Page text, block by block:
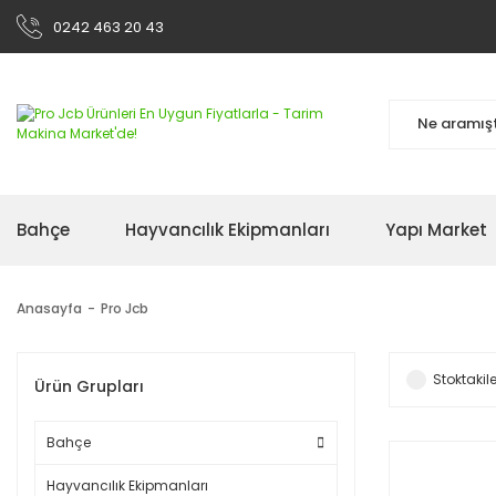
0242 463 20 43
Bahçe Hayvancılık Ekipmanları Yapı Market
Anasayfa Pro Jcb
Ürün Grupları
Bahçe
Hayvancılık Ekipmanları